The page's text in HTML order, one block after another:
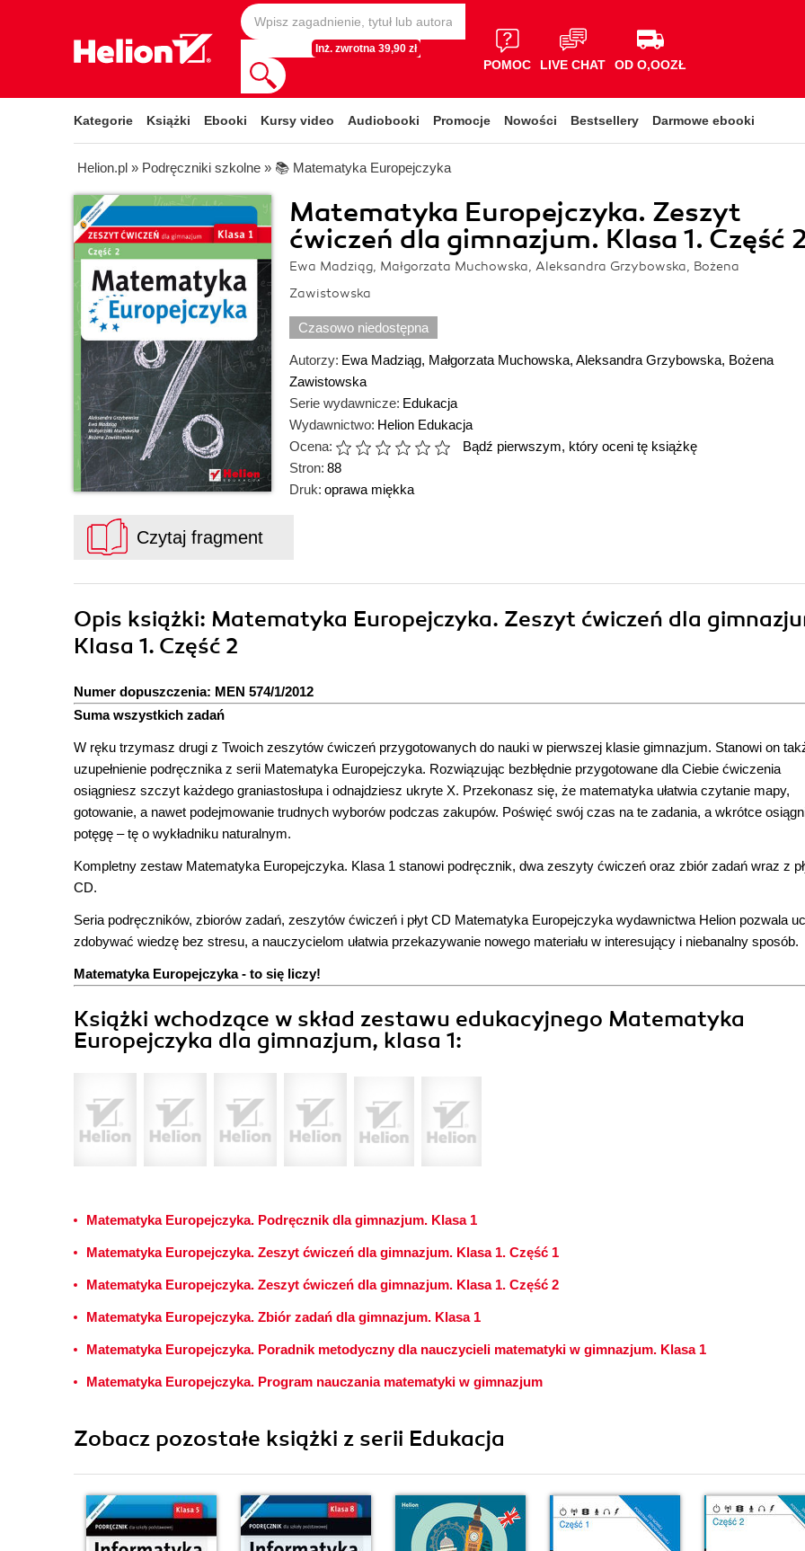
Inż. zwrotna 39,90 zł
POMOC LIVE CHAT OD O,OOZŁ
Kategorie Książki Ebooki Kursy video Audiobooki Promocje Nowości Bestsellery Darmowe ebooki
Helion.pl » Podręczniki szkolne » 📚 Matematyka Europejczyka
Matematyka Europejczyka. Zeszyt
ćwiczeń dla gimnazjum. Klasa 1. Część 2
Ewa Madziąg, Małgorzata Muchowska, Aleksandra Grzybowska, Bożena
Zawistowska
Czasowo niedostępna
Autorzy: Ewa Madziąg, Małgorzata Muchowska, Aleksandra Grzybowska, Bożena
Zawistowska
Serie wydawnicze: Edukacja
Wydawnictwo: Helion Edukacja
Ocena:
Bądź pierwszym, który oceni tę książkę
Stron: 88
Druk: oprawa miękka
Czytaj fragment
Opis książki: Matematyka Europejczyka. Zeszyt ćwiczeń dla
Klasa 1. Część 2
Numer dopuszczenia: MEN 574/1/2012
Suma wszystkich zadań
W ręku trzymasz drugi z Twoich zeszytów ćwiczeń przygotowanych do nauki w pierwszej klasie gimnazjum. Stanowi on
uzupełnienie podręcznika z serii Matematyka Europejczyka. Rozwiązując bezbłędnie przygotowane dla Ciebie ćwiczenia
osiągniesz szczyt każdego graniastosłupa i odnajdziesz ukryte X. Przekonasz się, że matematyka ułatwia czytanie mapy,
gotowanie, a nawet podejmowanie trudnych wyborów podczas zakupów. Poświęć swój czas na te zadania, a wkrótce
potęgę – tę o wykładniku naturalnym.
Kompletny zestaw Matematyka Europejczyka. Klasa 1 stanowi podręcznik, dwa zeszyty ćwiczeń oraz zbiór zadań wraz z
CD.
Seria podręczników, zbiorów zadań, zeszytów ćwiczeń i płyt CD Matematyka Europejczyka wydawnictwa Helion pozwala
zdobywać wiedzę bez stresu, a nauczycielom ułatwia przekazywanie nowego materiału w interesujący i niebanalny sposób.
Matematyka Europejczyka - to się liczy!
Książki wchodzące w skład zestawu edukacyjnego Matematyka
Europejczyka dla gimnazjum, klasa 1:
Matematyka Europejczyka. Podręcznik dla gimnazjum. Klasa 1
Matematyka Europejczyka. Zeszyt ćwiczeń dla gimnazjum. Klasa 1. Część 1
Matematyka Europejczyka. Zeszyt ćwiczeń dla gimnazjum. Klasa 1. Część 2
Matematyka Europejczyka. Zbiór zadań dla gimnazjum. Klasa 1
Matematyka Europejczyka. Poradnik metodyczny dla nauczycieli matematyki w gimnazjum. Klasa 1
Matematyka Europejczyka. Program nauczania matematyki w gimnazjum
Zobacz pozostałe książki z serii Edukacja